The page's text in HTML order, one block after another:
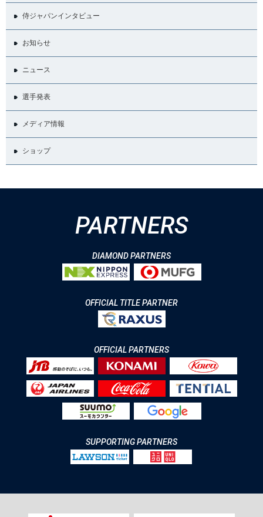
侍ジャパンインタビュー
お知らせ
ニュース
選手発表
メディア情報
ショップ
PARTNERS
DIAMOND PARTNERS
OFFICIAL TITLE PARTNER
OFFICIAL PARTNERS
SUPPORTING PARTNERS